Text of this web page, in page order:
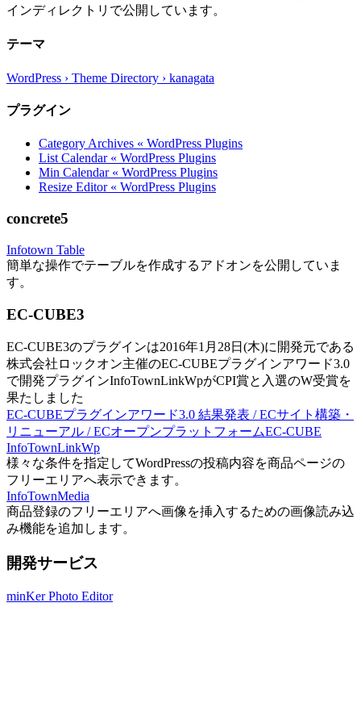
インディレクトリで公開しています。
テーマ
WordPress › Theme Directory › kanagata
プラグイン
Category Archives « WordPress Plugins
List Calendar « WordPress Plugins
Min Calendar « WordPress Plugins
Resize Editor « WordPress Plugins
concrete5
Infotown Table
簡単な操作でテーブルを作成するアドオンを公開していま
す。
EC-CUBE3
EC-CUBE3のプラグインは2016年1月28日(木)に開発元である
株式会社ロックオン主催のEC-CUBEプラグインアワード3.0
で開発プラグインInfoTownLinkWpがCPI賞と入選のW受賞を
果たしました
EC-CUBEプラグインアワード3.0 結果発表 / ECサイト構築・
リニューアル / ECオープンプラットフォームEC-CUBE
InfoTownLinkWp
様々な条件を指定してWordPressの投稿内容を商品ページの
フリーエリアへ表示できます。
InfoTownMedia
商品登録のフリーエリアへ画像を挿入するための画像読み込
み機能を追加します。
開発サービス
minKer Photo Editor